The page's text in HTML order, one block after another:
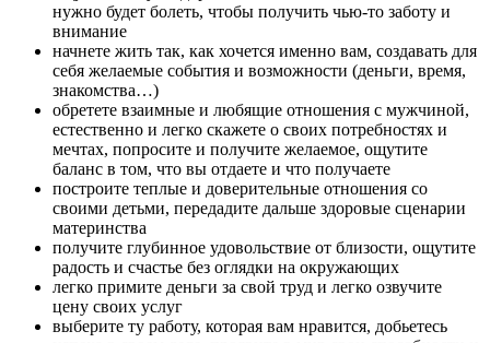
нужно будет болеть, чтобы получить чью-то заботу и
внимание
начнете жить так, как хочется именно вам, создавать для
себя желаемые события и возможности (деньги, время,
знакомства…)
обретете взаимные и любящие отношения с мужчиной,
естественно и легко скажете о своих потребностях и
мечтах, попросите и получите желаемое, ощутите
баланс в том, что вы отдаете и что получаете
построите теплые и доверительные отношения со
своими детьми, передадите дальше здоровые сценарии
материнства
получите глубинное удовольствие от близости, ощутите
радость и счастье без оглядки на окружающих
легко примите деньги за свой труд и легко озвучите
цену своих услуг
выберите ту работу, которая вам нравится, добьетесь